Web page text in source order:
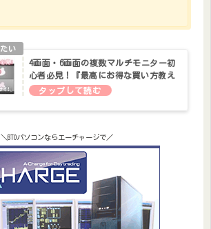
4画面・6画面の複数マルチモニター初
心者必見！『最高にお得な買い方教え
ます！』
＼BTOパソコンならエーチャージで／